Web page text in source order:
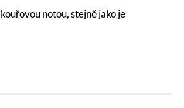
notou, stejně jako je